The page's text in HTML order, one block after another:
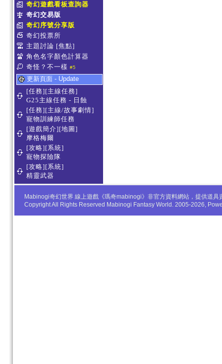
奇幻遊戲看板查詢器
奇幻交易版
奇幻序號分享版
奇幻投票所
主題討論 [焦點]
角色名字顏色計算器
奇怪？不一樣 #5
更新頁面 - Update
[任務][主線任務]
G25主線任務 - 日蝕
[任務][主線/故事劇情]
寵物訓練師任務
[遊戲簡介][地圖]
摩格梅爾
[攻略][系統]
寵物探險隊
[攻略][系統]
精靈武器
Mabinogi奇幻世界 線上遊戲《瑪奇mabinogi》非官方資料網站，提供道
Copyright All Rights Reserved Mabinogi Fantasy World. 2005-2026,